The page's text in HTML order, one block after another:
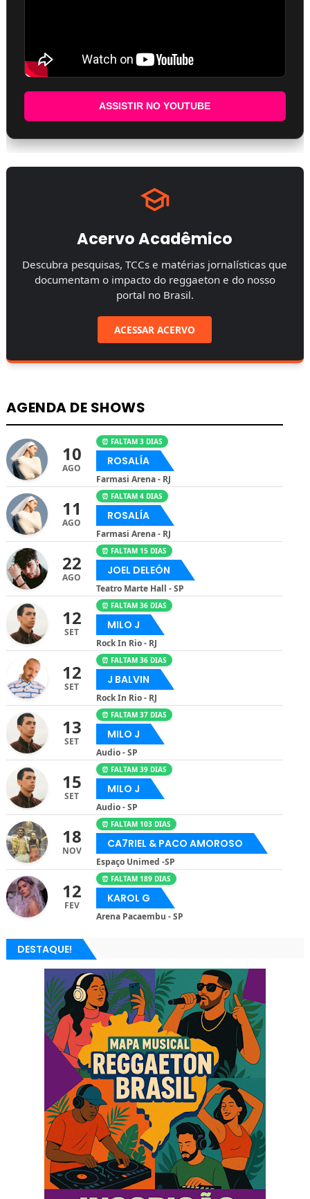
ASSISTIR NO YOUTUBE
Acervo Acadêmico
Descubra pesquisas, TCCs e matérias jornalísticas que
documentam o impacto do reggaeton e do nosso
portal no Brasil.
ACESSAR ACERVO
AGENDA DE SHOWS
10
AGO
⏰ FALTAM 3 DIAS
ROSALÍA
Farmasi Arena - RJ
11
AGO
⏰ FALTAM 4 DIAS
ROSALÍA
Farmasi Arena - RJ
22
AGO
⏰ FALTAM 15 DIAS
JOEL DELEÓN
Teatro Marte Hall - SP
12
SET
⏰ FALTAM 36 DIAS
MILO J
Rock In Rio - RJ
12
SET
⏰ FALTAM 36 DIAS
J BALVIN
Rock In Rio - RJ
13
SET
⏰ FALTAM 37 DIAS
MILO J
Audio - SP
15
SET
⏰ FALTAM 39 DIAS
MILO J
Audio - SP
18
NOV
⏰ FALTAM 103 DIAS
CA7RIEL & PACO AMOROSO
Espaço Unimed -SP
12
FEV
⏰ FALTAM 189 DIAS
KAROL G
Arena Pacaembu - SP
DESTAQUE!